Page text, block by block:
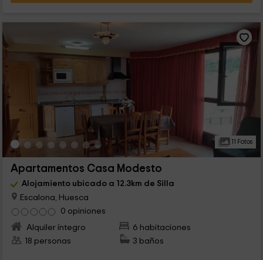
11 Fotos
Apartamentos Casa Modesto
Alojamiento ubicado a 12.3km de Silla
Escalona, Huesca
0 opiniones
Alquiler íntegro
6 habitaciones
18 personas
3 baños